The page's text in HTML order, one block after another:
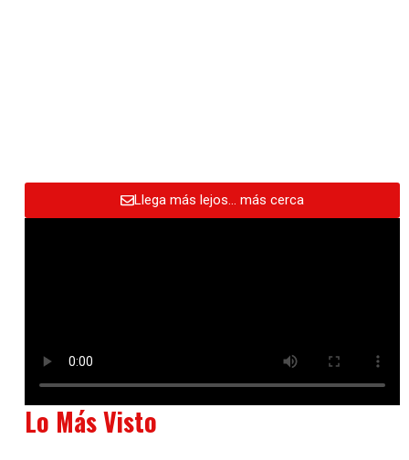
Llega más lejos… más cerca
Lo Más Visto